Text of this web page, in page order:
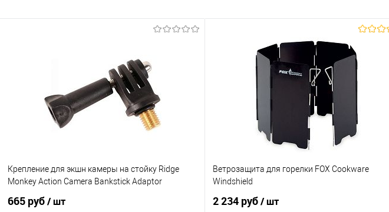
Крепление для экшн камеры на стойку Ridge
Monkey Action Camera Bankstick Adaptor
665 руб/ шт
Ветрозащита для горелки FOX Cookware
Windshield
2 234 руб/ шт